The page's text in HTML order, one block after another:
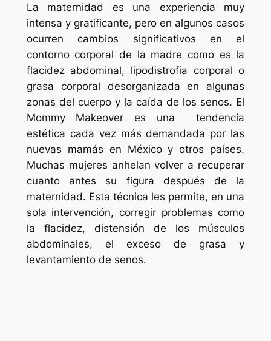
La maternidad es una experiencia muy
intensa y gratificante, pero en algunos casos
ocurren cambios significativos en el
contorno corporal de la madre como es la
flacidez abdominal, lipodistrofia corporal o
grasa corporal desorganizada en algunas
zonas del cuerpo y la caída de los senos. El
Mommy Makeover es una tendencia
estética cada vez más demandada por las
nuevas mamás en México y otros países.
Muchas mujeres anhelan volver a recuperar
cuanto antes su figura después de la
maternidad. Esta técnica les permite, en una
sola intervención, corregir problemas como
la flacidez, distensión de los músculos
abdominales, el exceso de grasa y
levantamiento de senos.